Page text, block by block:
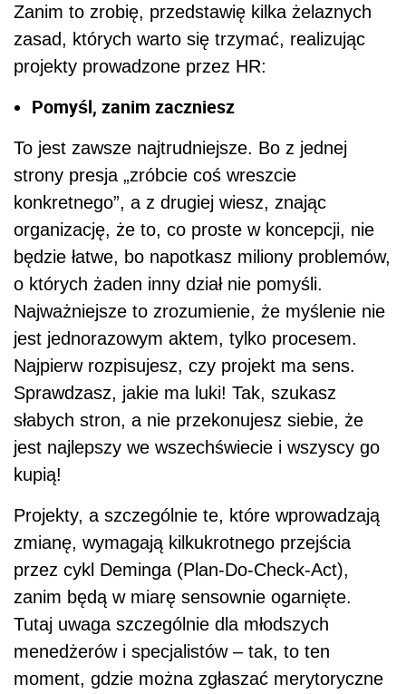
Zanim to zrobię, przedstawię kilka żelaznych
zasad, których warto się trzymać, realizując
projekty prowadzone przez HR:
Pomyśl, zanim zaczniesz
To jest zawsze najtrudniejsze. Bo z jednej
strony presja „zróbcie coś wreszcie
konkretnego”, a z drugiej wiesz, znając
organizację, że to, co proste w koncepcji, nie
będzie łatwe, bo napotkasz miliony problemów,
o których żaden inny dział nie pomyśli.
Najważniejsze to zrozumienie, że myślenie nie
jest jednorazowym aktem, tylko procesem.
Najpierw rozpisujesz, czy projekt ma sens.
Sprawdzasz, jakie ma luki! Tak, szukasz
słabych stron, a nie przekonujesz siebie, że
jest najlepszy we wszechświecie i wszyscy go
kupią!
Projekty, a szczególnie te, które wprowadzają
zmianę, wymagają kilkukrotnego przejścia
przez cykl Deminga (Plan-Do-Check-Act),
zanim będą w miarę sensownie ogarnięte.
Tutaj uwaga szczególnie dla młodszych
menedżerów i specjalistów – tak, to ten
moment, gdzie można zgłaszać merytoryczne